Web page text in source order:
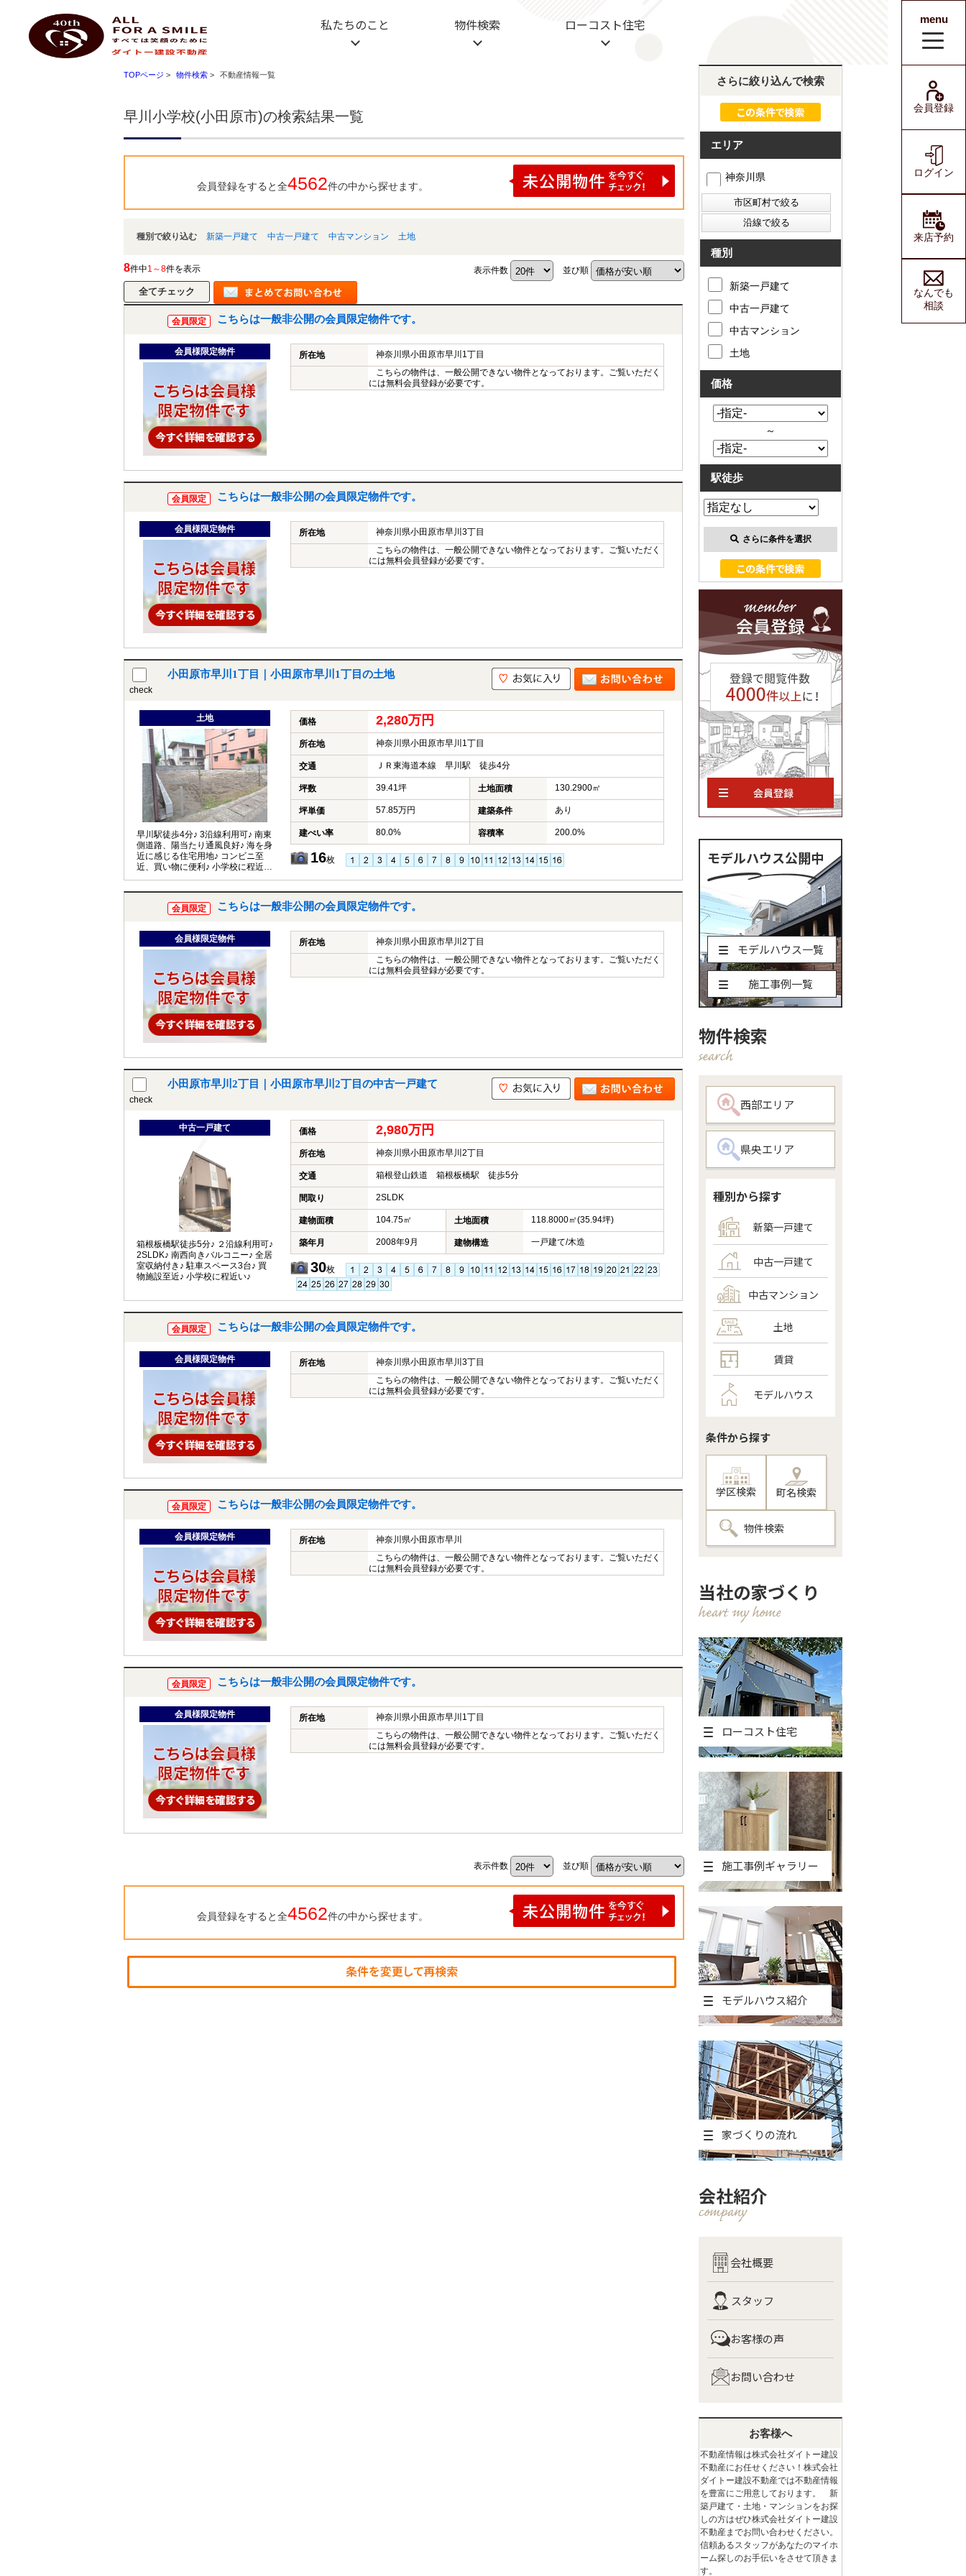
早川小学校(小田原市)｜小田原 不動産 ハートマイホーム ダイトー建設不動産
私たちのこと 物件検索 ローコスト住宅
ダイトー建設不動産
menu
会員登録
ログイン
来店予約
なんでも
相談
TOPページ > 物件検索 > 不動産情報一覧
早川小学校(小田原市)の検索結果一覧
会員登録をすると全4562件の中から探せます。
種別で絞り込む 新築一戸建て 中古一戸建て 中古マンション 土地
8件中1～8件を表示 表示件数 並び順
会員限定 こちらは一般非公開の会員限定物件です。
会員様限定物件 所在地
神奈川県小田原市早川1丁目
こちらの物件は、一般公開できない物件となっております。ご覧いただく
には無料会員登録が必要です。
会員限定 こちらは一般非公開の会員限定物件です。
会員様限定物件 所在地
神奈川県小田原市早川3丁目
こちらの物件は、一般公開できない物件となっております。ご覧いただく
には無料会員登録が必要です。
check
小田原市早川1丁目｜小田原市早川1丁目の土地
土地
早川駅徒歩4分♪ 3沿線利用可♪ 南東
側道路、陽当たり通風良好♪ 海を身
近に感じる住宅用地♪ コンビニ至
近、買い物に便利♪ 小学校に程近い
♪
価格 2,280万円
所在地 神奈川県小田原市早川1丁目
交通 ＪＲ東海道本線 早川駅 徒歩4分
坪数 39.41坪 土地面積 130.2900㎡
坪単価 57.85万円 建築条件 あり
建ぺい率 80.0% 容積率 200.0%
16枚
会員限定 こちらは一般非公開の会員限定物件です。
会員様限定物件 所在地
神奈川県小田原市早川2丁目
こちらの物件は、一般公開できない物件となっております。ご覧いただく
には無料会員登録が必要です。
check
小田原市早川2丁目｜小田原市早川2丁目の中古一戸建て
中古一戸建て
箱根板橋駅徒歩5分♪ ２沿線利用可♪
2SLDK♪ 南西向きバルコニー♪ 全居
室収納付き♪ 駐車スペース3台♪ 買
物施設至近♪ 小学校に程近い♪
価格 2,980万円
所在地 神奈川県小田原市早川2丁目
交通 箱根登山鉄道 箱根板橋駅 徒歩5分
間取り 2SLDK
建物面積 104.75㎡ 土地面積 118.8000㎡(35.94坪)
築年月 2008年9月 建物構造 一戸建て/木造
30枚
会員限定 こちらは一般非公開の会員限定物件です。
会員様限定物件 所在地
神奈川県小田原市早川3丁目
こちらの物件は、一般公開できない物件となっております。ご覧いただく
には無料会員登録が必要です。
会員限定 こちらは一般非公開の会員限定物件です。
会員様限定物件 所在地
神奈川県小田原市早川
こちらの物件は、一般公開できない物件となっております。ご覧いただく
には無料会員登録が必要です。
会員限定 こちらは一般非公開の会員限定物件です。
会員様限定物件 所在地
神奈川県小田原市早川1丁目
こちらの物件は、一般公開できない物件となっております。ご覧いただく
には無料会員登録が必要です。
表示件数 並び順
会員登録をすると全4562件の中から探せます。
さらに絞り込んで検索
エリア
神奈川県
種別
新築一戸建て
中古一戸建て
中古マンション
土地
価格
～
駅徒歩
さらに条件を選択
モデルハウス公開中
モデルハウス一覧
施工事例一覧
物件検索
西部エリア
県央エリア
種別から探す
新築一戸建て
中古一戸建て
中古マンション
土地
賃貸
モデルハウス
条件から探す
学区検索 町名検索
物件検索
当社の家づくり
ローコスト住宅
施工事例ギャラリー
モデルハウス紹介
家づくりの流れ
会社紹介
会社概要
スタッフ
お客様の声
お問い合わせ
お客様へ
不動産情報は株式会社ダイトー建設
不動産にお任せください！株式会社
ダイトー建設不動産では不動産情報
を豊富にご用意しております。 新
築戸建て・土地・マンションをお探
しの方はぜひ株式会社ダイトー建設
不動産までお問い合わせください。
信頼あるスタッフがあなたのマイホ
ーム探しのお手伝いをさせて頂きま
す。